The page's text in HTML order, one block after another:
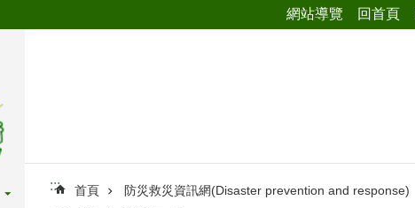
網站導覽 回首頁
::: 首頁 防災救災資訊網(Disaster prevention and response)